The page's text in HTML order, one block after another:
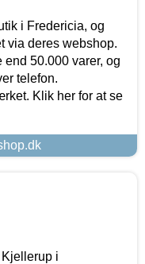
i Fredericia, og
via deres webshop.
end 50.000 varer, og
telefon.
Klik her for at se
i